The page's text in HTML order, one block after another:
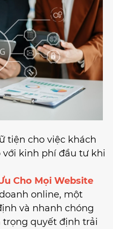
tiện cho việc khách
với kinh phí đầu tư khi
Cho Mọi Website
online, một
và nhanh chóng
quyết định trải